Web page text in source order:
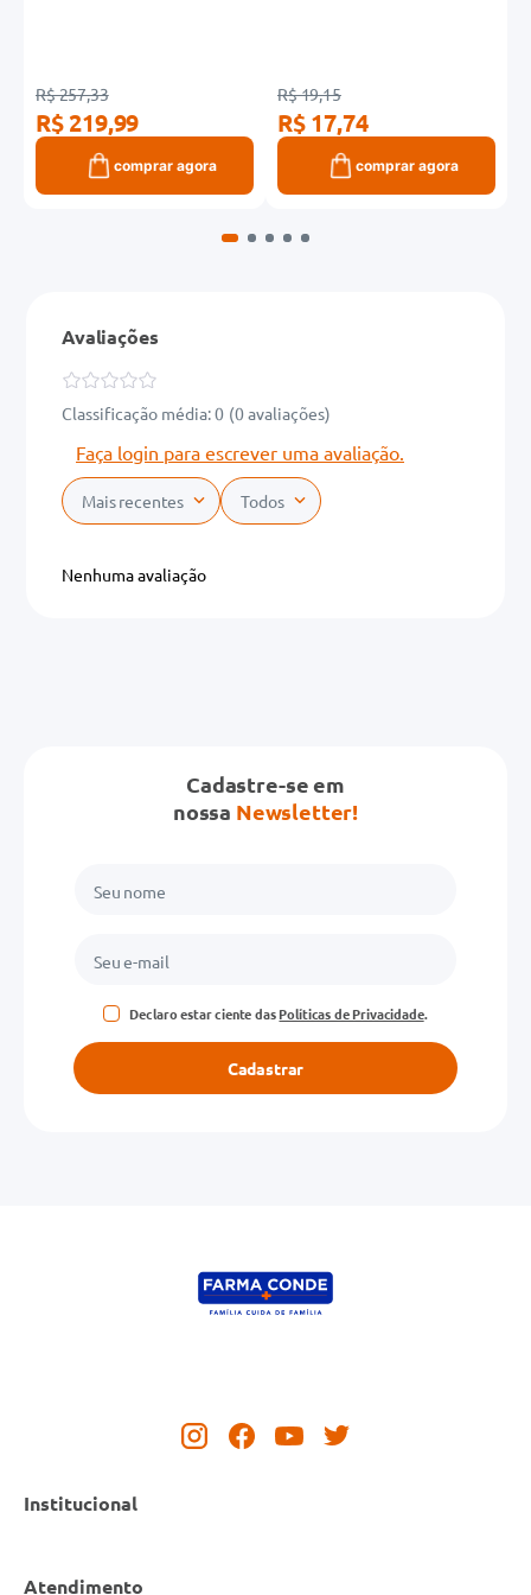
R$ 257,33
R$ 219,99
comprar agora
R$ 19,15
R$ 17,74
comprar agora
Avaliações
Classificação média: 0 (0 avaliações)
Faça login para escrever uma avaliação.
Mais recentes Todos
Nenhuma avaliação
Cadastre-se em
nossa Newsletter!
Declaro estar ciente dasPolíticas de Privacidade.
Cadastrar
Institucional
Atendimento